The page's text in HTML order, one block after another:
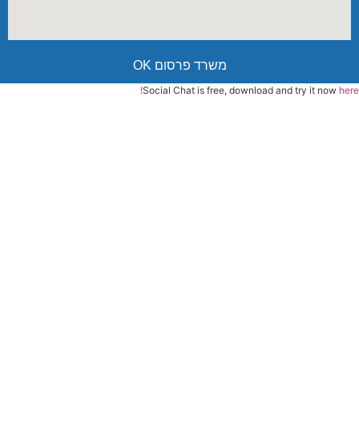
משרד פרסום OK
Social Chat is free, download and try it now here!